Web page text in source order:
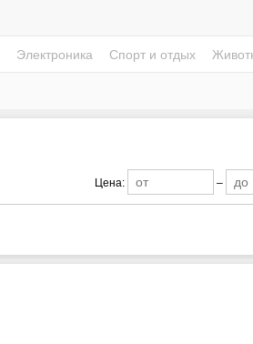
Электроника Спорт и отдых
Цена: –